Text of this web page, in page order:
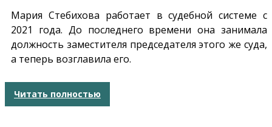
Мария Стебихова работает в судебной системе с
2021 года. До последнего времени она занимала
должность заместителя председателя этого же суда,
а теперь возглавила его.
Читать полностью